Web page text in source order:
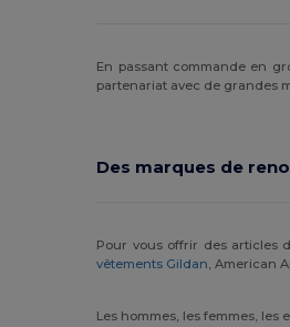
En passant commande en
partenariat avec de grandes
Des marques de
Pour vous offrir des articles
vêtements Gildan , American
Les hommes, les femmes,